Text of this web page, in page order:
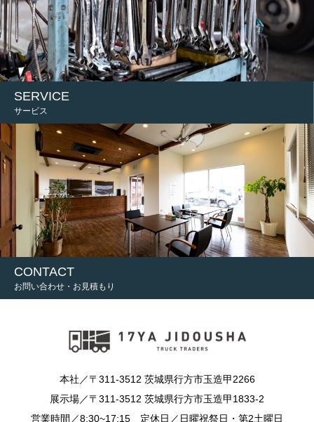
SERVICE
サービス
CONTACT
お問い合わせ・お見積もり
本社／〒311-3512 茨城県行方市玉造甲2266
展示場／〒311-3512 茨城県行方市玉造甲1833-2
営業時間／8:30~17:15 定休日／日曜祝祭日・第2土曜日